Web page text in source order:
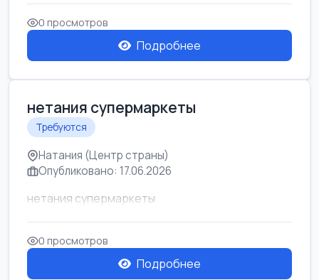
0 просмотров
Подробнее
нетания супермаркеты
Требуются
Натания (Центр страны)
Опубликовано: 17.06.2026
нетания супермаркеты
0 просмотров
Подробнее